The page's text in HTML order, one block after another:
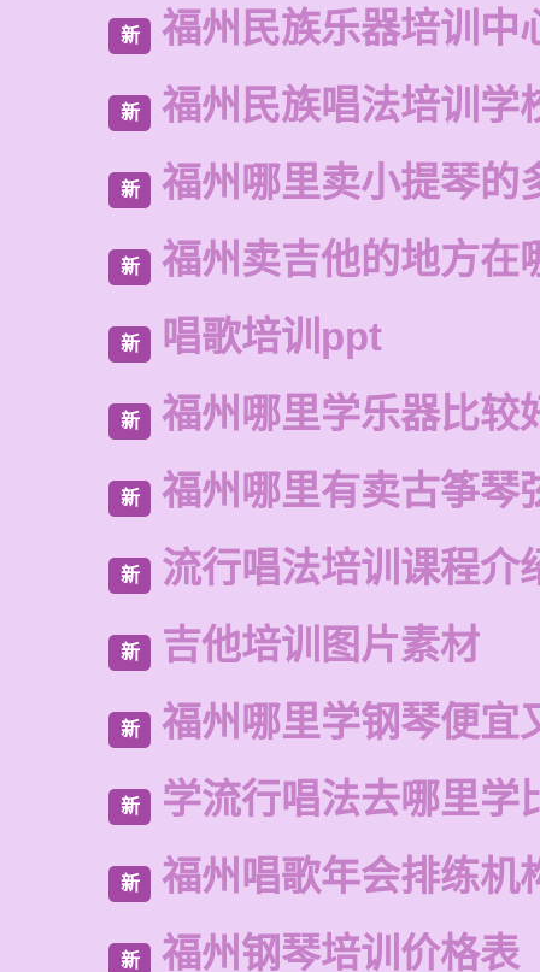
新 福州民族乐器培训中
新 福州民族唱法培训学
新 福州哪里卖小提琴的
新 福州卖吉他的地方在
新 唱歌培训ppt
新 福州哪里学乐器比较
新 福州哪里有卖古筝琴
新 流行唱法培训课程介
新 吉他培训图片素材
新 福州哪里学钢琴便宜
新 学流行唱法去哪里学
新 福州唱歌年会排练机
新 福州钢琴培训价格表